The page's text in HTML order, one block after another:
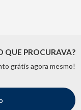
QUE PROCURAVA?
grátis agora mesmo!